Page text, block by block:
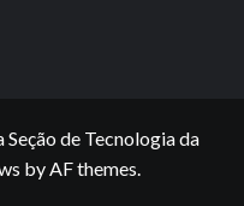
de Tecnologia da
by AF themes.